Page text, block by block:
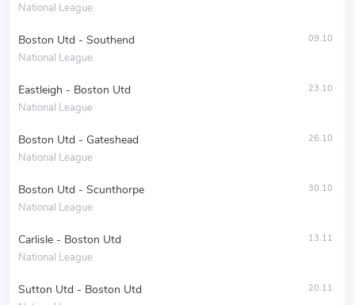
National League
Boston Utd - Southend
National League
09.10
Eastleigh - Boston Utd
National League
23.10
Boston Utd - Gateshead
National League
26.10
Boston Utd - Scunthorpe
National League
30.10
Carlisle - Boston Utd
National League
13.11
Sutton Utd - Boston Utd 20.11